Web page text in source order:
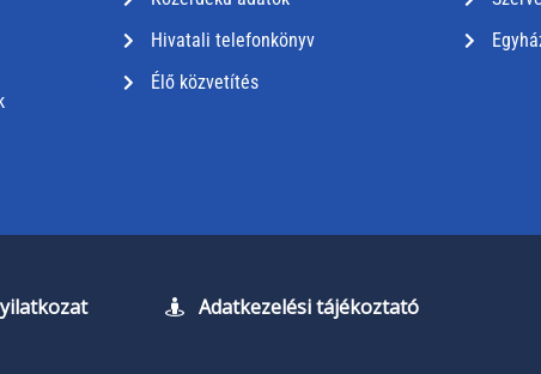
Hivatali telefonkönyv
Élő közvetítés
Adatkezelési tájékoztató